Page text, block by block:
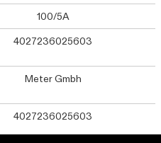
100/5A
4027236025603
Meter Gmbh
4027236025603